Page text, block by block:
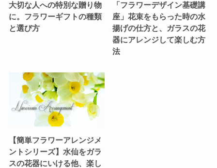
大切な人への特別な贈り物
に。フラワーギフトの種類
と選び方
「フラワーデザイン基礎講
座」花束をもらった時の水
揚げの仕方と、ガラスの花
器にアレンジして楽しむ方
法
【簡単フラワーアレンジメ
ントシリーズ】水仙をガラ
スの花器にいける他、楽し